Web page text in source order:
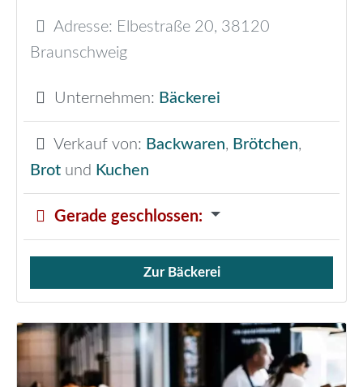
Adresse: Elbestraße 20, 38120
Braunschweig
Unternehmen: Bäckerei
Verkauf von: Backwaren, Brötchen,
Brot und Kuchen
Gerade geschlossen:
Verkauf von Brötchen,
Zur Bäckerei